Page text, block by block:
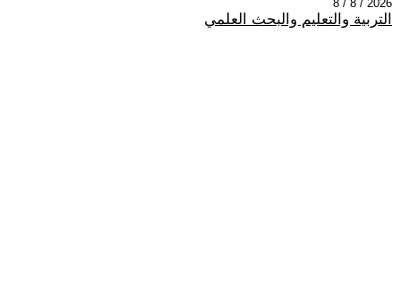
2026 / 8 / 8
التربية والتعليم والبحث العلمي